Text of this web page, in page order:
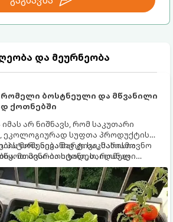
და მეურნეობა
რომელი ბოსტნეული და მწვანილი
ქოთნებში
არ ნიშნავს, რომ საკუთარი
ეკოლოგიურად სუფთა პროდუქტის
პატარა აივანიც კი საკმარისია
მინი-ბოსტანი, საიდანაც
არომატულ მწვანილსა და
მოშენება მარტივი, სასიამოვნო
მთავარია იცოდეთ, რომელი
ქოთნის პირობებს ყველაზე კარგად
მათ სწორად.